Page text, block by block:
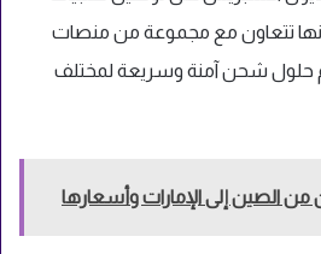
تتعاون مع مجموعة من منصات
حلول شحن آمنة وسريعة لمختلف
الصين إلى الإمارات وأسعارها